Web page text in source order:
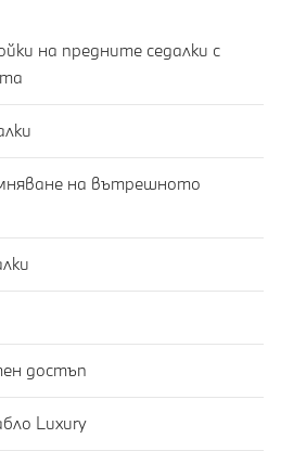
на предните седалки с
на вътрешното
достъп
Luxury